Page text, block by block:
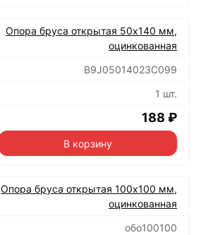
Опора бруса открытая 50х140 мм,
оцинкованная
B9J05014023C099
1 шт.
188 ₽
В корзину
Опора бруса открытая 100х100 мм,
оцинкованная
обо100100